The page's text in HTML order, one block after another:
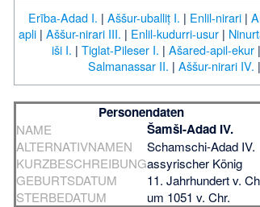
Erība-Adad I. | Aššur-uballiṭ I. | Enlil-nirari|
apli| Aššur-nirari III. | Enlil-kudurri-usur|
iši I. | Tiglat-Pileser I. | Ašared-apil-ekur|
Salmanassar II. |Aššur-nirari IV.
Personendaten
NAME Šamši-Adad IV.
ALTERNATIVNAMEN
Schamschi-Adad IV.
KURZBESCHREIBUNGassyrischer König
GEBURTSDATUM
11. Jahrhundert v.
STERBEDATUM
um 1051 v. Chr.